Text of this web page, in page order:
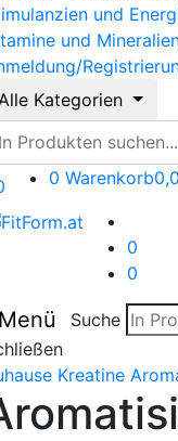
und
und
Kategorien
0 Warenkorb
0
0
Suche
Kreatine